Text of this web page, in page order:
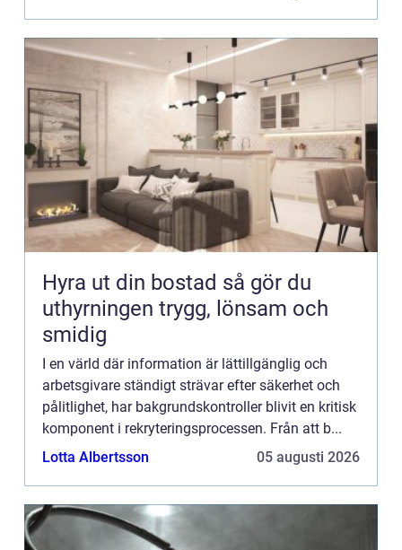
Hyra ut din bostad så gör du
uthyrningen trygg, lönsam och
smidig
I en värld där information är lättillgänglig och
arbetsgivare ständigt strävar efter säkerhet och
pålitlighet, har bakgrundskontroller blivit en kritisk
komponent i rekryteringsprocessen. Från att b...
Lotta Albertsson
05 augusti 2026